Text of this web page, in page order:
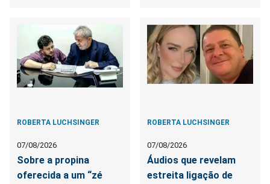
ROBERTA LUCHSINGER
07/08/2026
Sobre a propina
oferecida a um “zé
ROBERTA LUCHSINGER
07/08/2026
Áudios que revelam
estreita ligação de